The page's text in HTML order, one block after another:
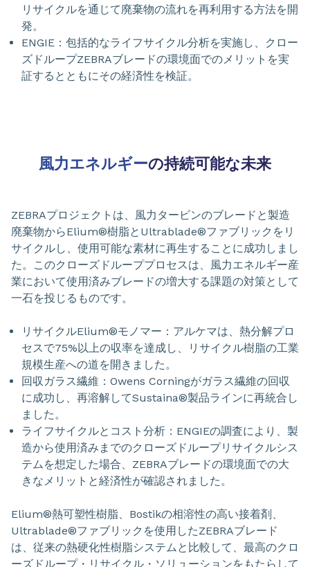
リサイクルを通じて廃棄物の流れを再利用する方法を開
発。
ENGIE：包括的なライフサイクル分析を実施し、クロー
ズドループZEBRAブレードの環境面でのメリットを実
証するとともにその経済性を検証。
風力エネルギーの持続可能な未来
ZEBRAプロジェクトは、風力タービンのブレードと製造
廃棄物からElium®樹脂とUltrablade®ファブリックをリ
サイクルし、使用可能な素材に再生することに成功しまし
た。このクローズドループプロセスは、風力エネルギー産
業において使用済みブレードの増大する課題の対策として
一石を投じるものです。
リサイクルElium®モノマー：アルケマは、熱分解プロ
セスで75%以上の収率を達成し、リサイクル樹脂の工業
規模生産への道を開きました。
回収ガラス繊維：Owens Corningがガラス繊維の回収
に成功し、再溶解してSustaina®製品ラインに再統合し
ました。
ライフサイクルとコスト分析：ENGIEの調査により、製
造から使用済みまでのクローズドループリサイクルシス
テムを想定した場合、ZEBRAブレードの環境面での大
きなメリットと経済性が確認されました。
Elium®熱可塑性樹脂、Bostikの相溶性の高い接着剤、
Ultrablade®ファブリックを使用したZEBRAブレード
は、従来の熱硬化性樹脂システムと比較して、最高のクロ
ーズドループ・リサイクル・ソリューションをもたらして